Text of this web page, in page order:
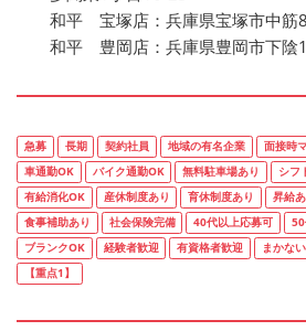
和平 宝塚店：兵庫県宝塚市中筋
和平 豊岡店：兵庫県豊岡市下陰
急募 長期 契約社員 地域の有名企業 面接時
車通勤OK
バイク通勤OK 無料駐車場あり シフ
有給消化OK
産休制度あり 育休制度あり 昇給
食事補助あり
社会保険完備 40代以上応募可
ブランクOK
経験者歓迎 有資格者歓迎 まかな
【重点1】